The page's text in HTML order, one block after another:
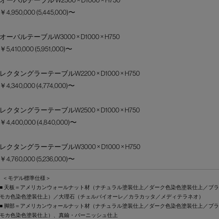
￥4,950,000 (5,445,000)〜
オーバルテーブルW3000 × D1000 × H750
￥5,410,000 (5,951,000)〜
レクタングラーテーブルW2200 × D1000 × H750
￥4,340,000 (4,774,000)〜
レクタングラーテーブルW2500 × D1000 × H750
￥4,400,000 (4,840,000)〜
レクタングラーテーブルW3000 × D1000 × H750
￥4,760,000 (5,236,000)〜
＜モデル標準仕様＞
■ 天板＝アメリカンウォールナット材（ナチュラル塗装仕上／ダーク色染色塗装仕上／ブ
モカ色染色塗装仕上）／大理石（チェルバイオーレ／カラカッタ／メディテラネオ）
■ 脚部＝アメリカンウォールナット材（ナチュラル塗装仕上／ダーク色染色塗装仕上／ブ
モカ色染色塗装仕上）、真鍮・バーニッシュ仕上